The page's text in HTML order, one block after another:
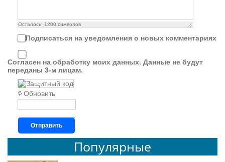
Осталось: 1200 символов
Подписаться на уведомления о новых комментариях
Согласен на обработку моих данных. Данные не будут
переданы 3-м лицам.
Обновить
Отправить
Популярные